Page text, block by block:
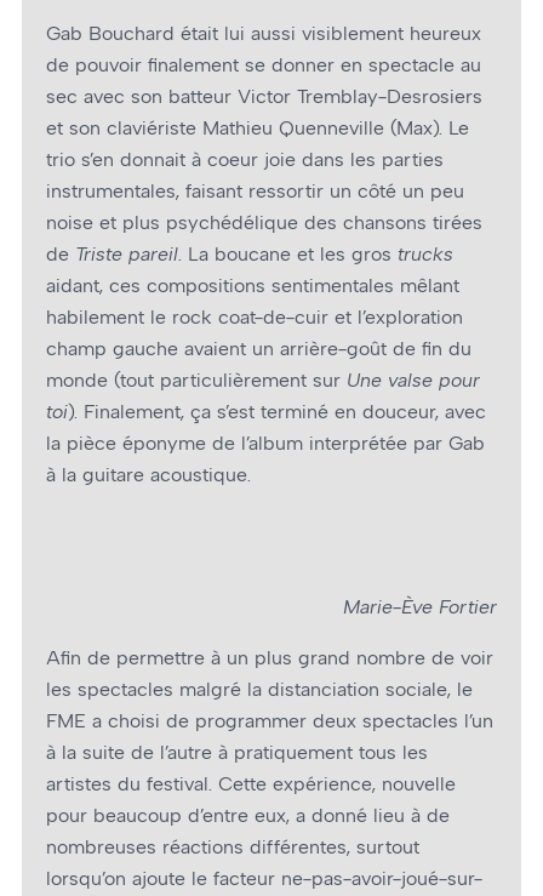
Gab Bouchard était lui aussi visiblement heureux
de pouvoir finalement se donner en spectacle au
sec avec son batteur Victor Tremblay-Desrosiers
et son claviériste Mathieu Quenneville (Max). Le
trio s’en donnait à coeur joie dans les parties
instrumentales, faisant ressortir un côté un peu
noise et plus psychédélique des chansons tirées
de Triste pareil. La boucane et les gros trucks
aidant, ces compositions sentimentales mêlant
habilement le rock coat-de-cuir et l’exploration
champ gauche avaient un arrière-goût de fin du
monde (tout particulièrement sur Une valse pour
toi). Finalement, ça s’est terminé en douceur, avec
la pièce éponyme de l’album interprétée par Gab
à la guitare acoustique.
Marie-Ève Fortier
Afin de permettre à un plus grand nombre de voir
les spectacles malgré la distanciation sociale, le
FME a choisi de programmer deux spectacles l’un
à la suite de l’autre à pratiquement tous les
artistes du festival. Cette expérience, nouvelle
pour beaucoup d’entre eux, a donné lieu à de
nombreuses réactions différentes, surtout
lorsqu’on ajoute le facteur ne-pas-avoir-joué-sur-